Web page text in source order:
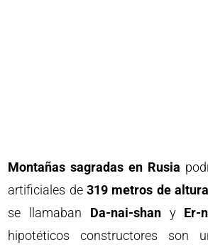
Montañas sagradas en Rusia
artificiales de 319 metros de altura
se llamaban Da-nai-shany Er-
hipotéticos constructores son